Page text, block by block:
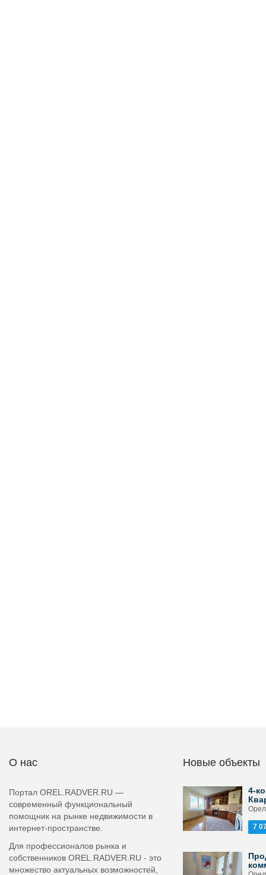
О нас
Портал OREL.RADVER.RU —
современный функциональный
помощник на рынке недвижимости в
интернет-пространстве.
Для профессионалов рынка и
собственников OREL.RADVER.RU - это
множество актуальных возможностей,
Новые объекты
4-
7